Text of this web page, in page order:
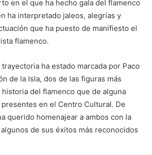
en el que ha hecho gala del flamenco
ha interpretado jaleos, alegrías y
que ha puesto de manifiesto el
flamenco.
ha estado marcada por Paco
de la Isla, dos de las figuras más
del flamenco que de alguna
en el Centro Cultural. De
querido homenajear a ambos con la
de sus éxitos más reconocidos